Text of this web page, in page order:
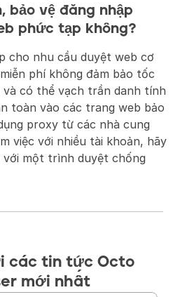
bảo vệ đăng nhập
phức tạp không?
cho nhu cầu duyệt web cơ
phí không đảm bảo tốc
và có thể vạch trần danh tính
toàn vào các trang web bảo
proxy từ các nhà cung
việc với nhiều tài khoản, hãy
một trình duyệt chống
các tin tức Octo
mới nhất